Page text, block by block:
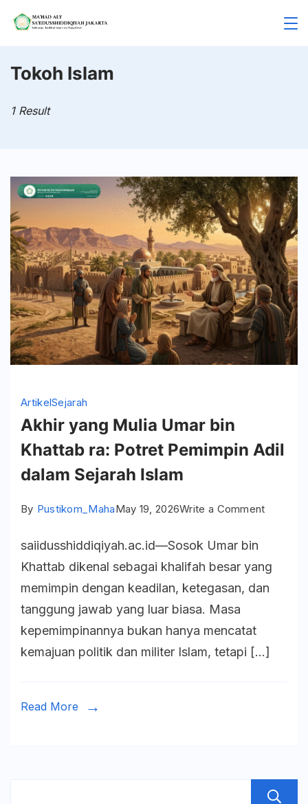
Skip
Tokoh Islam
1 Result
ArtikelSejarah
Akhir yang Mulia Umar bin
Khattab ra: Potret Pemimpin Adil
dalam Sejarah Islam
By Pustikom_MahaMay 19, 2026Write a Commenton
Mulia
Umar
ra:
saiidusshiddiqiyah.ac.id—Sosok Umar bin
Khattab dikenal sebagai khalifah besar yang
memimpin dengan keadilan, ketegasan, dan
tanggung jawab yang luar biasa. Masa
kepemimpinannya bukan hanya mencatat
kemajuan politik dan militer Islam, tetapi […]
Read More